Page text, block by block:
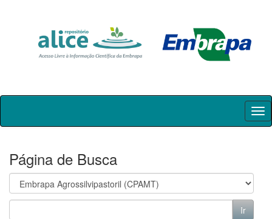
Skip
Página de Busca